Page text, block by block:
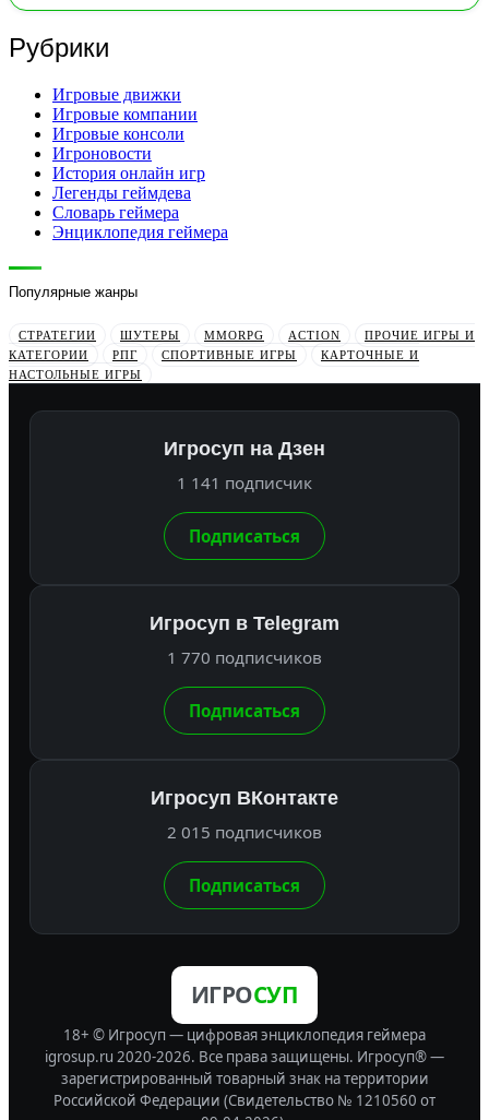
Рубрики
Игровые движки
Игровые компании
Игровые консоли
Игроновости
История онлайн игр
Легенды геймдева
Словарь геймера
Энциклопедия геймера
Популярные жанры
СТРАТЕГИИ ШУТЕРЫ MMORPG ACTION
ПРОЧИЕ ИГРЫ И
КАТЕГОРИИ
РПГ СПОРТИВНЫЕ ИГРЫ
КАРТОЧНЫЕ И
НАСТОЛЬНЫЕ ИГРЫ
Игросуп на Дзен
1 141 подписчик
Подписаться
Игросуп в Telegram
1 770 подписчиков
Подписаться
Игросуп ВКонтакте
2 015 подписчиков
Подписаться
ИГРОСУП
18+ © Игросуп — цифровая энциклопедия геймера
igrosup.ru 2020-2026. Все права защищены. Игросуп® —
зарегистрированный товарный знак на территории
Российской Федерации (Свидетельство № 1210560 от